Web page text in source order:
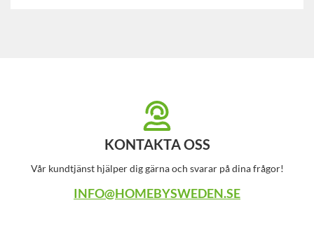
KONTAKTA OSS
Vår kundtjänst hjälper dig gärna och svarar på dina frågor!
INFO@HOMEBYSWEDEN.SE